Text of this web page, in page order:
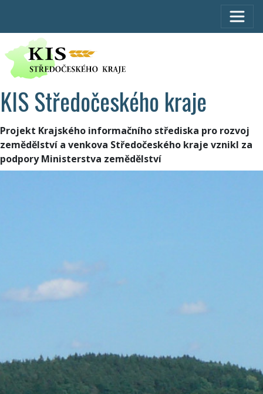
KIS Středočeského kraje
Projekt Krajského informačního střediska pro rozvoj
zemědělství a venkova Středočeského kraje vznikl za
podpory Ministerstva zemědělství